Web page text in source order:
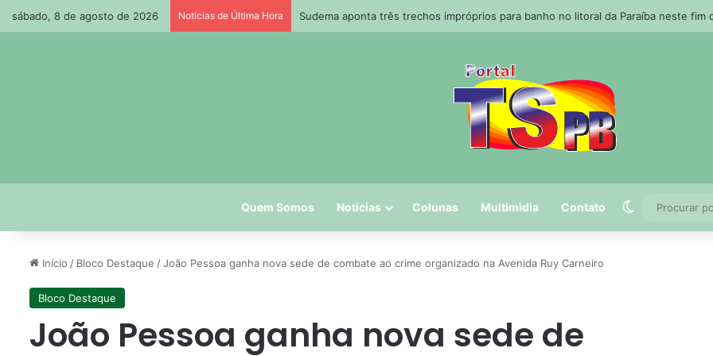
sábado, 8 de agosto de 2026 Notícias de Última Hora Sudema aponta três trechos impróprios para banho no litoral da Paraíba neste fim
Quem Somos Notícias Colunas Multimidia Contato Switch skin
Início / Bloco Destaque /João Pessoa ganha nova sede de combate ao crime organizado na Avenida Ruy Carneiro
Bloco Destaque
João Pessoa ganha nova sede de